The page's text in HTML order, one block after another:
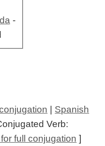
-
Spanish
Verb:
full conjugation ]